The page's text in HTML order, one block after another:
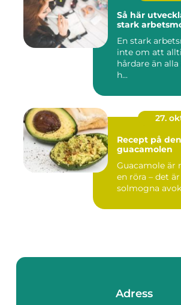
Så här
stark
En stark
inte om att
hårdare än alla
h...
27.
Recept på
guacamolen
Guacamole är
en röra – det
solmogna
Adress